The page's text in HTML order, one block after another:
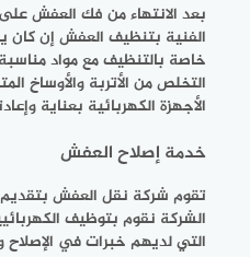
بعد الانتهاء من فك العفش على
الفنية بتنظيف العفش إن كان
خاصة بالتنظيف مع مواد
التخلص من الأتربة والأوساخ
الأجهزة الكهربائية بعناية
خدمة إصلاح العفش
تقوم شركة نقل العفش
الشركة نقوم بتوظيف
التي لديهم خبرات في الإصلاح